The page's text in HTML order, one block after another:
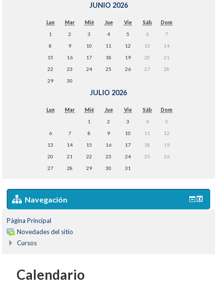
JUNIO 2026
Lun Mar Mié Jue Vie Sáb
Dom
1
2 3 4 5 6
7
8
9 10 11 12 13
14
15
16 17 18 19 20
21
22
23 24 25 26 27
28
29
30
JULIO 2026
Lun Mar Mié Jue Vie Sáb
Dom
1
2 3 4
5
6
7 8 9 10 11
12
13
14 15 16 17 18
19
20
21 22 23 24 25
26
27
28 29 30 31
Navegación
Página Principal
Novedades del sitio
Cursos
Calendario